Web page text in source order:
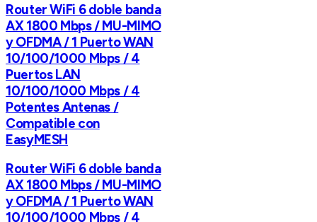
Router WiFi 6 doble banda
AX 1800 Mbps / MU-MIMO
y OFDMA / 1 Puerto WAN
10/100/1000 Mbps / 4
Puertos LAN
10/100/1000 Mbps / 4
Potentes Antenas /
Compatible con
EasyMESH
Router WiFi 6 doble banda
AX 1800 Mbps / MU-MIMO
y OFDMA / 1 Puerto WAN
10/100/1000 Mbps / 4